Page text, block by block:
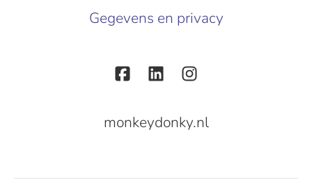
Gegevens en privacy
monkeydonky.nl